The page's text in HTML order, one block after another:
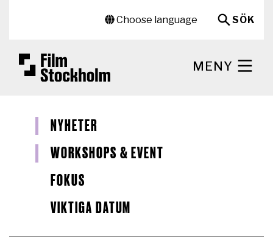
Choose language
SÖK
MENY
NYHETER
WORKSHOPS & EVENT
FOKUS
VIKTIGA DATUM